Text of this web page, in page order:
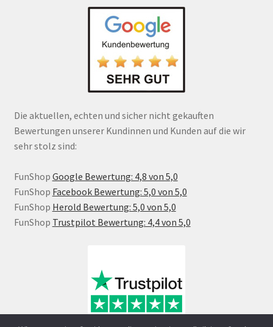
Die aktuellen, echten und sicher nicht gekauften
Bewertungen unserer Kundinnen und Kunden auf die wir
sehr stolz sind:
FunShop Google Bewertung: 4,8 von 5,0
FunShop Facebook Bewertung: 5,0 von 5,0
FunShop Herold Bewertung: 5,0 von 5,0
FunShop Trustpilot Bewertung: 4,4 von 5,0